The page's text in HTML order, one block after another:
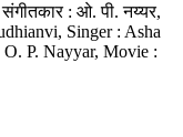
: ओ. पी. नय्यर,
Singer : Asha
P. Nayyar, Movie :